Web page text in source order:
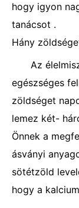
hogy igyon
tanácsot .
Hány
Az
egészséges
zöldséget
lemez két-
Önnek a
ásványi
sötétzöld
hogy a